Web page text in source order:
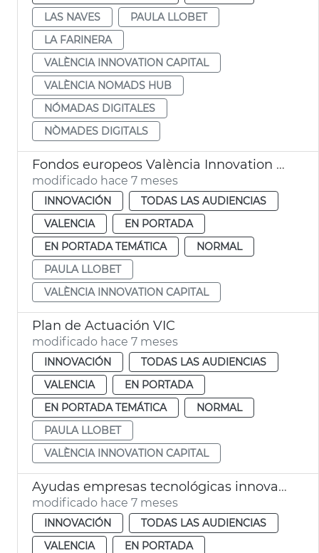
LAS NAVES
PAULA LLOBET
LA FARINERA
VALÈNCIA INNOVATION CAPITAL
VALÈNCIA NOMADS HUB
NÓMADAS DIGITALES
NÒMADES DIGITALS
Fondos europeos València Innovation Capital
modificado hace 7 meses
INNOVACIÓN
TODAS LAS AUDIENCIAS
VALENCIA
EN PORTADA
EN PORTADA TEMÁTICA
NORMAL
PAULA LLOBET
VALÈNCIA INNOVATION CAPITAL
Plan de Actuación VIC
modificado hace 7 meses
INNOVACIÓN
TODAS LAS AUDIENCIAS
VALENCIA
EN PORTADA
EN PORTADA TEMÁTICA
NORMAL
PAULA LLOBET
VALÈNCIA INNOVATION CAPITAL
Ayudas empresas tecnológicas innovadoras
modificado hace 7 meses
INNOVACIÓN
TODAS LAS AUDIENCIAS
VALENCIA
EN PORTADA